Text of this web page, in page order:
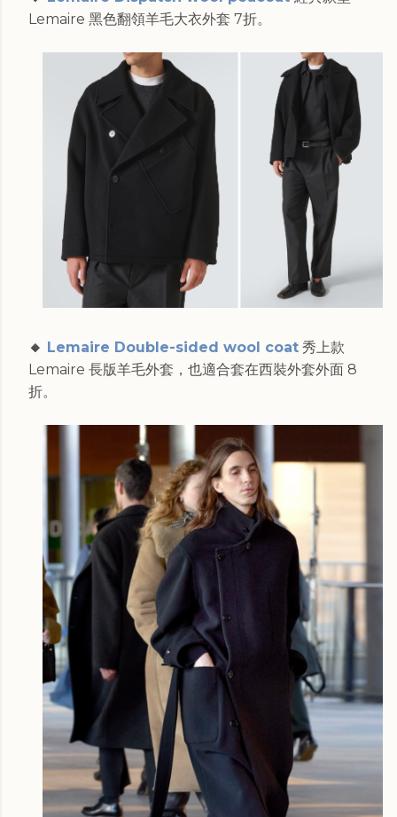
Lemaire 黑色翻領羊毛大衣外套 7折。
🔸 Lemaire Double-sided wool coat 秀上款
Lemaire 長版羊毛外套，也適合套在西裝外套外面 8
折。